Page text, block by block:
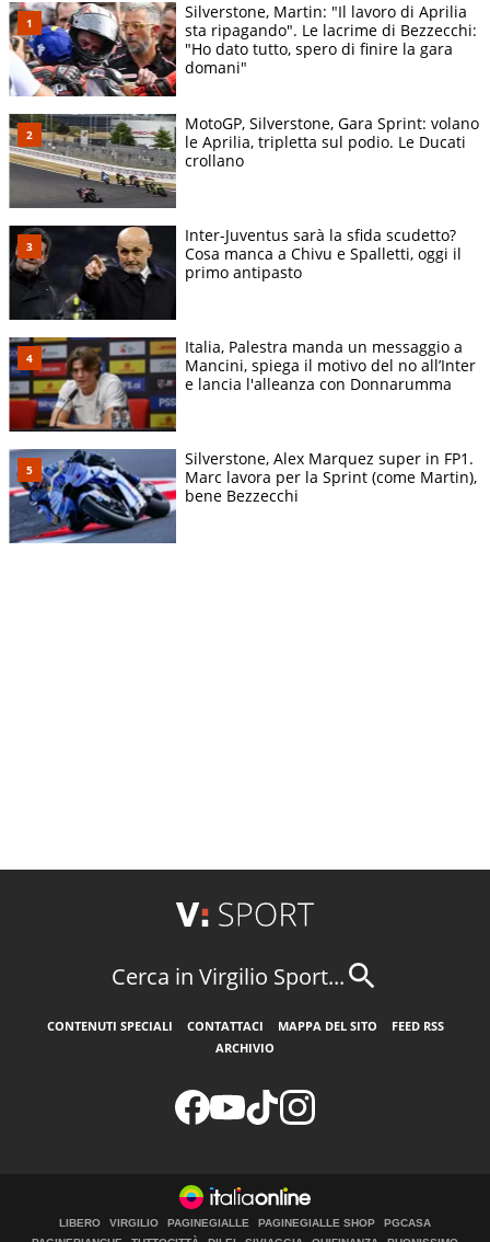
Silverstone, Martin: "Il lavoro di Aprilia
sta ripagando". Le lacrime di Bezzecchi:
"Ho dato tutto, spero di finire la gara
domani"
MotoGP, Silverstone, Gara Sprint: volano
le Aprilia, tripletta sul podio. Le Ducati
crollano
Inter-Juventus sarà la sfida scudetto?
Cosa manca a Chivu e Spalletti, oggi il
primo antipasto
Italia, Palestra manda un messaggio a
Mancini, spiega il motivo del no all’Inter
e lancia l'alleanza con Donnarumma
Silverstone, Alex Marquez super in FP1.
Marc lavora per la Sprint (come Martin),
bene Bezzecchi
Cerca in Virgilio Sport...
CONTENUTI SPECIALI CONTATTACI MAPPA DEL SITO
FEED RSS
ARCHIVIO
LIBERO VIRGILIO PAGINEGIALLE PAGINEGIALLE SHOP
PGCASA